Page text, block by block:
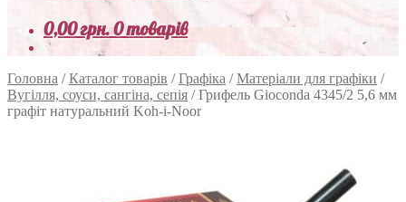
0,00грн.0 товарів
Головна /Каталог товарів /Графіка /Матеріали для графіки /
Вугілля, соуси, сангіна, сепія /Грифель Gioconda 4345/2 5,6 мм
графіт натуральний Koh-i-Noor